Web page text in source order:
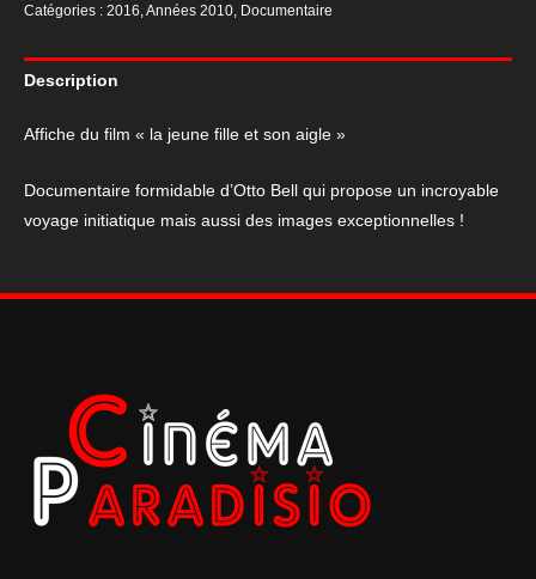
Catégories : 2016 Années 2010 Documentaire
Description
Affiche du film « la jeune fille et son aigle »
Documentaire formidable d’Otto Bell qui propose un incroyable
voyage initiatique mais aussi des images exceptionnelles !